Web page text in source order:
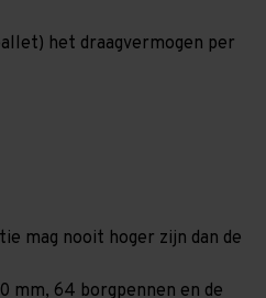
het draagvermogen per
mag nooit hoger zijn dan de
mm, 64 borgpennen en de